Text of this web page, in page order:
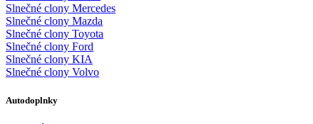
Slnečné clony Mercedes
Slnečné clony Mazda
Slnečné clony Toyota
Slnečné clony Ford
Slnečné clony KIA
Slnečné clony Volvo
Autodoplnky